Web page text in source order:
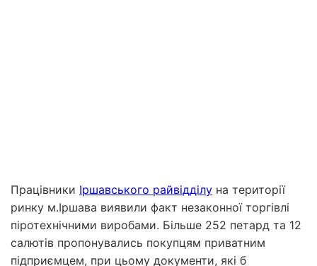
Працівники Іршавського райвідділу на території
ринку м.Іршава виявили факт незаконної торгівлі
піротехнічними виробами. Більше 252 петард та 12
салютів пропонувались покупцям приватним
підприємцем, при цьому документи, які б